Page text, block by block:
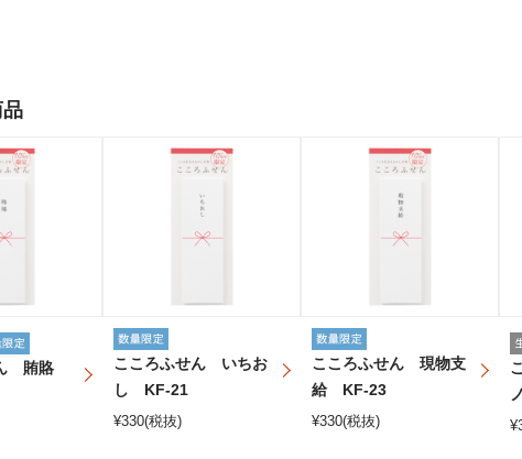
賄賂
こころふせん いちお
し KF-21
¥330(税抜)
こころふせん 現物支
給 KF-23
¥330(税抜) ¥